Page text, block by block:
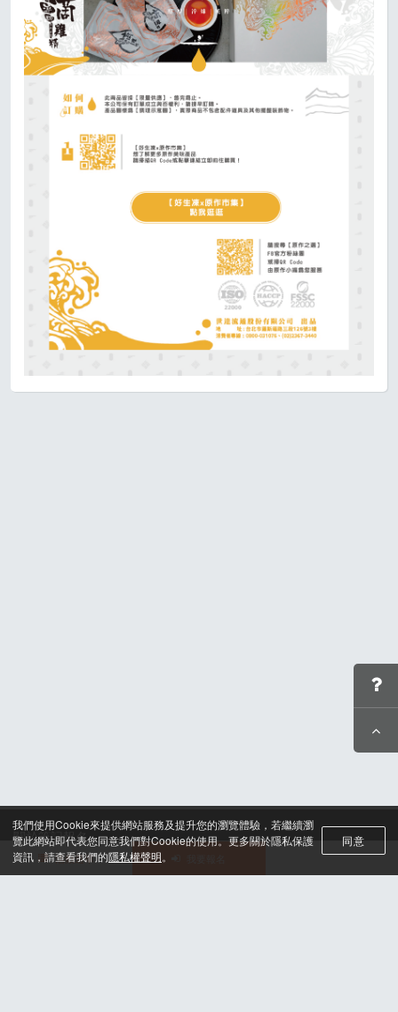
我們使用Cookie來提供網站服務及提升您的瀏覽體驗，若繼續瀏
覽此網站即代表您同意我們對Cookie的使用。更多關於隱私保護
資訊，請查看我們的隱私權聲明。
同意
活動選單
關於筆記報名
聯絡我們*
合作諮詢